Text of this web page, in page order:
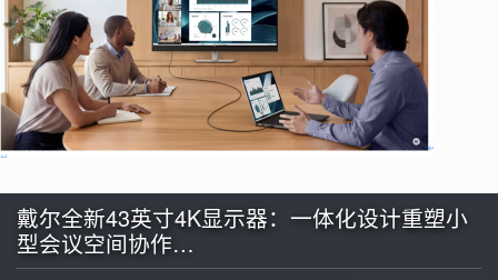
戴尔全新43英寸4K显示器：一体化设计重塑小
型会议空间协作…